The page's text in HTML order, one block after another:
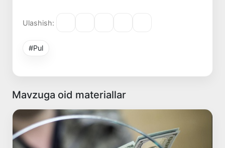
Ulashish:
#Pul
Mavzuga oid materiallar